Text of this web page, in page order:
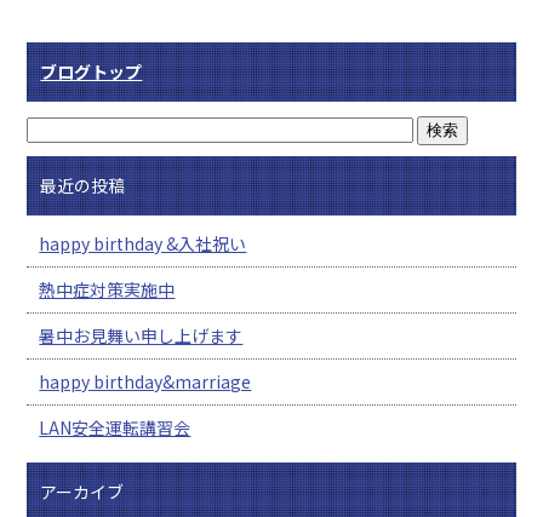
ブログトップ
最近の投稿
happy birthday &入社祝い
熱中症対策実施中
暑中お見舞い申し上げます
happy birthday&marriage
LAN安全運転講習会
アーカイブ